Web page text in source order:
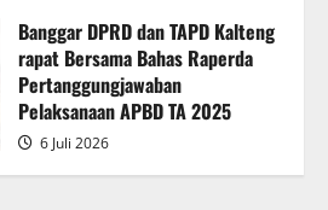
Banggar DPRD dan TAPD Kalteng
rapat Bersama Bahas Raperda
Pertanggungjawaban
Pelaksanaan APBD TA 2025
6 Juli 2026